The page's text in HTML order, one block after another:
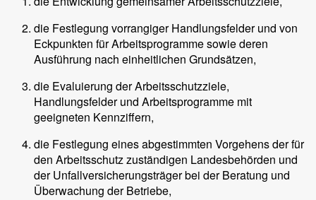
die Festlegung vorrangiger Handlungsfelder und von
Eckpunkten für Arbeitsprogramme sowie deren
Ausführung nach einheitlichen Grundsätzen,
die Evaluierung der Arbeitsschutzziele,
Handlungsfelder und Arbeitsprogramme mit
geeigneten Kennziffern,
die Festlegung eines abgestimmten Vorgehens der für
den Arbeitsschutz zuständigen Landesbehörden und
der Unfallversicherungsträger bei der Beratung und
Überwachung der Betriebe,